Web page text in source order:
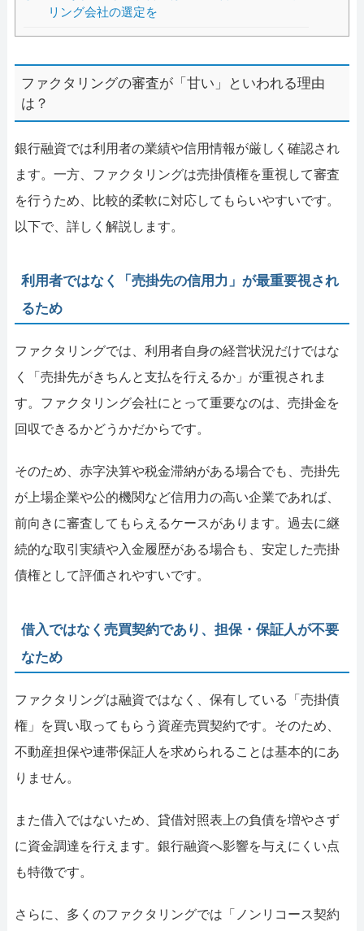
リング会社の選定を
ファクタリングの審査が「甘い」といわれる理由
は？
銀行融資では利用者の業績や信用情報が厳しく確認され
ます。一方、ファクタリングは売掛債権を重視して審査
を行うため、比較的柔軟に対応してもらいやすいです。
以下で、詳しく解説します。
利用者ではなく「売掛先の信用力」が最重要視され
るため
ファクタリングでは、利用者自身の経営状況だけではな
く「売掛先がきちんと支払を行えるか」が重視されま
す。ファクタリング会社にとって重要なのは、売掛金を
回収できるかどうかだからです。
そのため、赤字決算や税金滞納がある場合でも、売掛先
が上場企業や公的機関など信用力の高い企業であれば、
前向きに審査してもらえるケースがあります。過去に継
続的な取引実績や入金履歴がある場合も、安定した売掛
債権として評価されやすいです。
借入ではなく売買契約であり、担保・保証人が不要
なため
ファクタリングは融資ではなく、保有している「売掛債
権」を買い取ってもらう資産売買契約です。そのため、
不動産担保や連帯保証人を求められることは基本的にあ
りません。
また借入ではないため、貸借対照表上の負債を増やさず
に資金調達を行えます。銀行融資へ影響を与えにくい点
も特徴です。
さらに、多くのファクタリングでは「ノンリコース契約